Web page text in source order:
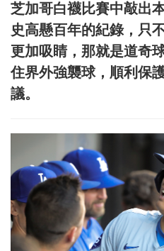
芝加哥白襪比賽中敲出
史高懸百年的紀錄，只
更加吸睛，那就是道奇
住界外強襲球，順利保
議。